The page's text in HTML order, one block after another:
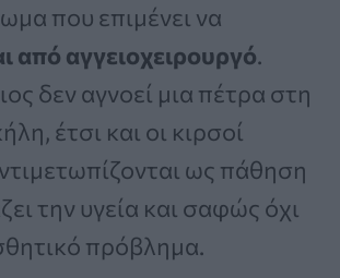
που επιμένει να
από αγγειοχειρουργό.
δεν αγνοεί μια πέτρα στη
έτσι και οι κιρσοί
ως πάθηση
την υγεία και σαφώς όχι
πρόβλημα.